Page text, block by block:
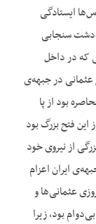
ایستادگی
سنجابی
که در داخل
عثمانی در جبهه‌‌ی
بود از پا
این فتح بزرگ بود
از نیروی خود
ایران اعزام
عثمانی‌‌ها و
بود، زیرا